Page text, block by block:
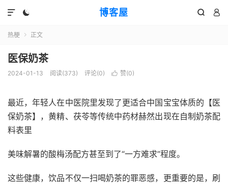
博客屋
  

热梗  正文
医保奶茶
2024-01-13 阅读(373) 评论(0)  赞(0)
最近，年轻人在中医院里发现了更适合中国宝宝体质的【医
保奶茶】，黄精、茯苓等传统中药材赫然出现在自制奶茶配
料表里
美味解暑的酸梅汤配方甚至到了“一方难求”程度。
这些健康，饮品不仅一扫喝奶茶的罪恶感，更重要的是，刷